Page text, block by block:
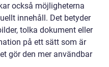
också möjligheterna
innehåll. Det betyder
tolka dokument eller
på ett sätt som är
gör den mer användbar